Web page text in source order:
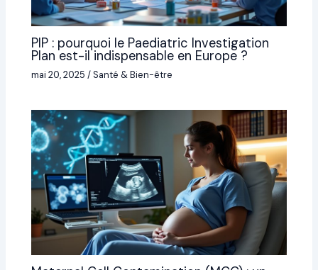
PIP : pourquoi le Paediatric Investigation
Plan est-il indispensable en Europe ?
mai 20, 2025/Santé & Bien-être